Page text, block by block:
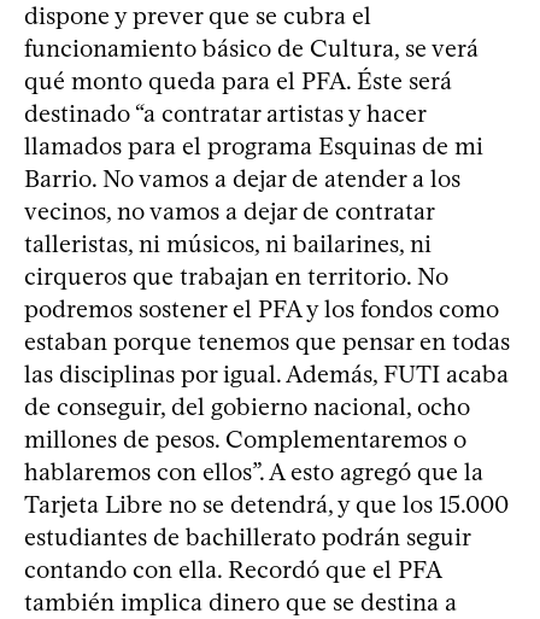
dispone y prever que se cubra el
funcionamiento básico de Cultura, se verá
qué monto queda para el PFA. Éste será
destinado “a contratar artistas y hacer
llamados para el programa Esquinas de mi
Barrio. No vamos a dejar de atender a los
vecinos, no vamos a dejar de contratar
talleristas, ni músicos, ni bailarines, ni
cirqueros que trabajan en territorio. No
podremos sostener el PFA y los fondos como
estaban porque tenemos que pensar en todas
las disciplinas por igual. Además, FUTI acaba
de conseguir, del gobierno nacional, ocho
millones de pesos. Complementaremos o
hablaremos con ellos”. A esto agregó que la
Tarjeta Libre no se detendrá, y que los 15.000
estudiantes de bachillerato podrán seguir
contando con ella. Recordó que el PFA
también implica dinero que se destina a